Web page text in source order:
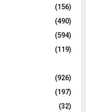
(156)
(490)
(594)
(119)
(926)
(197)
(32)